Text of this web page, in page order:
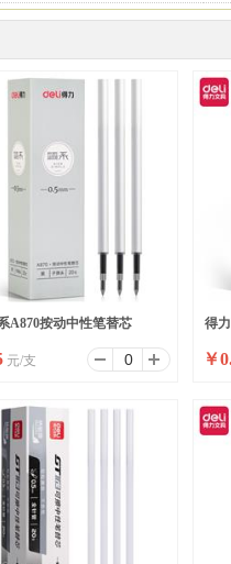
A870按动中性笔替芯
簧头(黑)(支)
元/支
得
按
(支)
￥